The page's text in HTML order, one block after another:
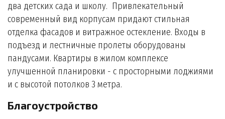
два детских сада и школу. Привлекательный
современный вид корпусам придают стильная
отделка фасадов и витражное остекление. Входы в
подъезд и лестничные пролеты оборудованы
пандусами. Квартиры в жилом комплексе
улучшенной планировки - с просторными лоджиями
и с высотой потолков 3 метра.
Благоустройство